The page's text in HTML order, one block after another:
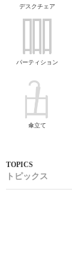
デスクチェア
パーティション
傘立て
トピックス